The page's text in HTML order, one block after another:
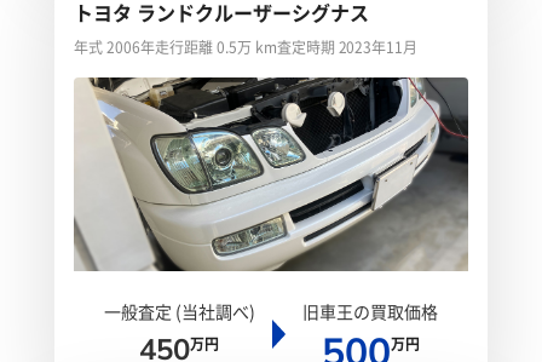
トヨタ ランドクルーザーシグナス
年式 2006年走行距離 0.5万 km査定時期 2023年11月
一般査定 (当社調べ)
450万円
旧車王の買取価格
500万円